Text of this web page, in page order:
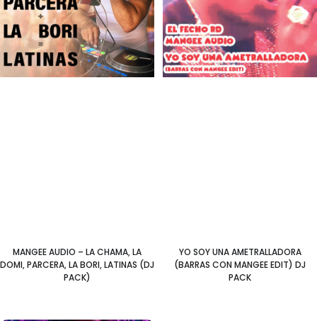
MANGEE AUDIO – LA CHAMA, LA
DOMI, PARCERA, LA BORI, LATINAS (DJ
PACK)
YO SOY UNA AMETRALLADORA
(BARRAS CON MANGEE EDIT) DJ
PACK